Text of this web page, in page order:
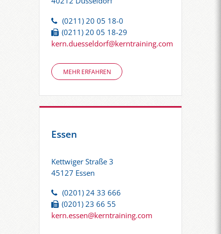
(0211) 20 05 18-0
(0211) 20 05 18-29
kern.duesseldorf@kerntraining.com
MEHR ERFAHREN
Essen
Kettwiger Straße 3
45127 Essen
(0201) 24 33 666
(0201) 23 66 55
kern.essen@kerntraining.com